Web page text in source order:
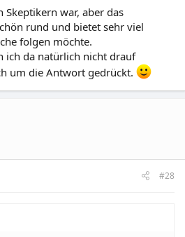
war, aber das
rund und bietet sehr viel
folgen möchte.
ich da natürlich nicht drauf
um die Antwort gedrückt.
#28